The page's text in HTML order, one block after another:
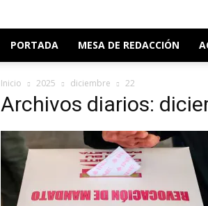
PORTADA MESA DE REDACCIÓN
Inicio 2025 diciembre 22
Archivos diarios: